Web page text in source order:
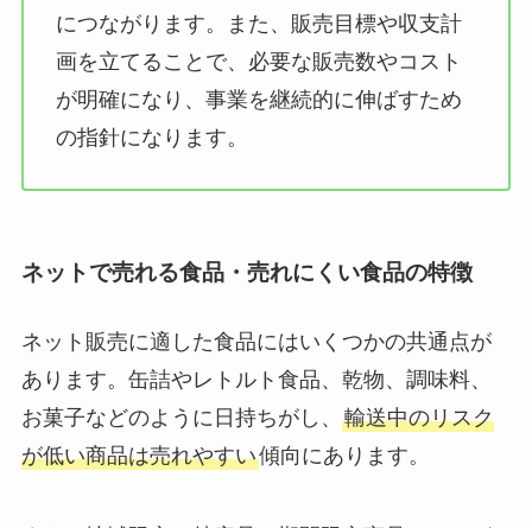
につながります。また、販売目標や収支計
画を立てることで、必要な販売数やコスト
が明確になり、事業を継続的に伸ばすため
の指針になります。
ネットで売れる食品・売れにくい食品の特徴
ネット販売に適した食品にはいくつかの共通点が
あります。缶詰やレトルト食品、乾物、調味料、
お菓子などのように日持ちがし、 輸送中のリスク
が低い商品は売れやすい傾向にあります。